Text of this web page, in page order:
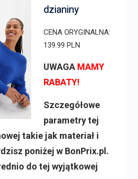
dzianiny
CENA ORYGINALNA:
139.99 PLN
UWAGA MAMY
RABATY!
Szczegółowe
parametry tej
takie jak materiał i
poniżej w BonPrix.pl.
do tej wyjątkowej